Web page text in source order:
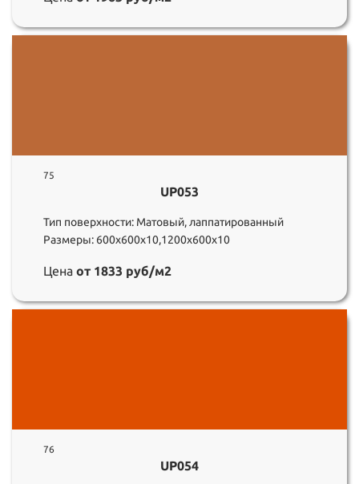
75
UP053
Тип поверхности: Матовый, лаппатированный
Размеры: 600х600х10,1200х600х10
Цена от 1833 руб/м2
76
UP054